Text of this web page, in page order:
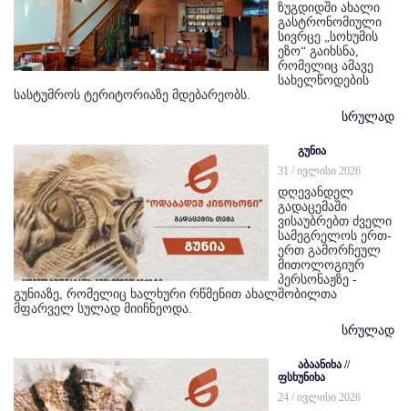
ზუგდიდში ახალი
გასტრონომიული
სივრცე „სოხუმის
ეზო“ გაიხსნა,
რომელიც ამავე
სახელწოდების
სასტუმროს ტერიტორიაზე მდებარეობს.
სრულად
გუნია
31 / ივლისი 2026
დღევანდელ
გადაცემაში
ვისაუბრებთ ძველი
სამეგრელოს ერთ-
ერთ გამორჩეულ
მითოლოგიურ
პერსონაჟზე -
გუნიაზე, რომელიც ხალხური რწმენით ახალშობილთა
მფარველ სულად მიიჩნეოდა.
სრულად
აბაანიხა //
ფსხუნიხა
24 / ივლისი 2026